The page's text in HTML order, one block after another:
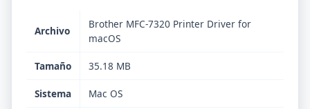
Archivo
Brother MFC-7320 Printer Driver for
macOS
Tamaño 35.18 MB
Sistema Mac OS